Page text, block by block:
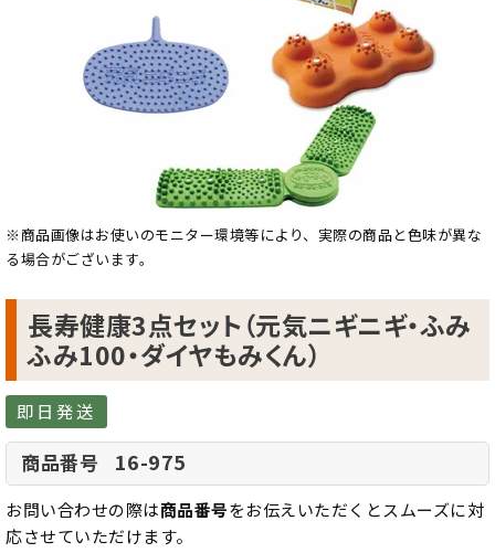
※商品画像はお使いのモニター環境等により、実際の商品と色味が異な
る場合がございます。
長寿健康3点セット（元気ニギニギ・ふみ
ふみ100・ダイヤもみくん）
即日発送
商品番号 16-975
お問い合わせの際は商品番号をお伝えいただくとスムーズに対
応させていただけます。